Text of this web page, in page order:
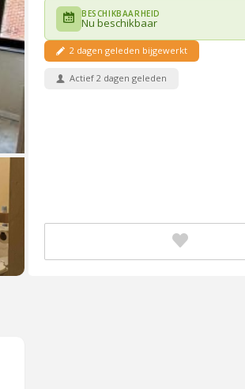
BESCHIKBAARHEID
Nu beschikbaar
2 dagen geleden bijgewerkt
Actief 2 dagen geleden